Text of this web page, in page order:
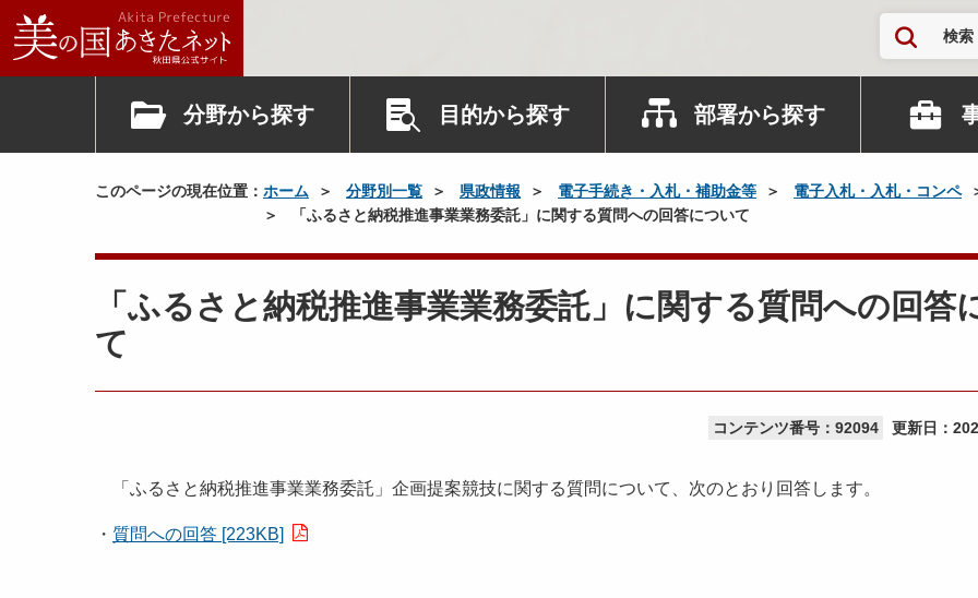
検索
分野から探す 目的から探す 部署から探す
このページの現在位置： ホーム 分野別一覧 県政情報 電子手続き・入札・補助金等
電子入札・入札・コンペ
「ふるさと納税推進事業業務委託」に関する質問への回答について
「ふるさと納税推進事業業務委託」に関する質問への回答
て
コンテンツ番号：92094 更新日：
「ふるさと納税推進事業業務委託」企画提案競技に関する質問について、次のとおり回答します。
・ 質問への回答 [223KB]